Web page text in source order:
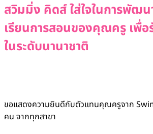
สวิมมิ่ง คิดส์ ใส่ใจในการพัฒ
เรียนการสอนของคุณครู เพื่อ
ในระดับนานาชาติ
ขอแสดงความยินดีกับตัวแทนคุณครูจาก
คน จากทุกสาขา